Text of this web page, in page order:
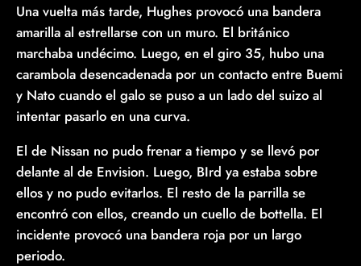
Una vuelta más tarde, Hughes provocó una bandera
amarilla al estrellarse con un muro. El británico
marchaba undécimo. Luego, en el giro 35, hubo una
carambola desencadenada por un contacto entre Buemi
y Nato cuando el galo se puso a un lado del suizo al
intentar pasarlo en una curva.
El de Nissan no pudo frenar a tiempo y se llevó por
delante al de Envision. Luego, BIrd ya estaba sobre
ellos y no pudo evitarlos. El resto de la parrilla se
encontró con ellos, creando un cuello de bottella. El
incidente provocó una bandera roja por un largo
periodo.